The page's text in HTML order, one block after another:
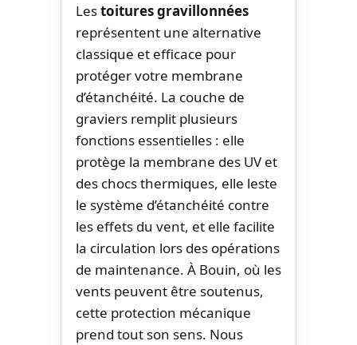
Lestoitures gravillonnées
représentent une alternative
classique et efficace pour
protéger votre membrane
d’étanchéité. La couche de
graviers remplit plusieurs
fonctions essentielles : elle
protège la membrane des UV et
des chocs thermiques, elle leste
le système d’étanchéité contre
les effets du vent, et elle facilite
la circulation lors des opérations
de maintenance. À Bouin, où les
vents peuvent être soutenus,
cette protection mécanique
prend tout son sens. Nous